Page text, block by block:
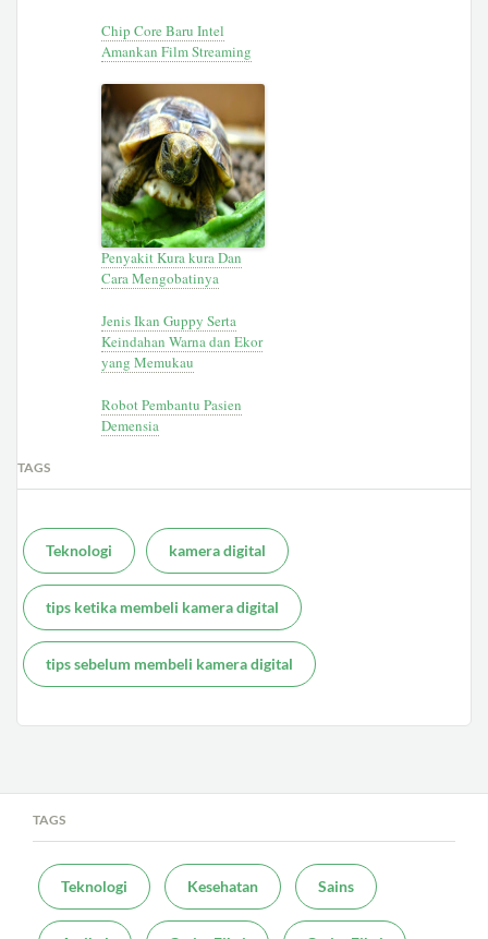
Chip Core Baru Intel
Amankan Film Streaming
Penyakit Kura kura Dan
Cara Mengobatinya
Jenis Ikan Guppy Serta
Keindahan Warna dan Ekor
yang Memukau
Robot Pembantu Pasien
Demensia
TAGS
Teknologi kamera digital
tips ketika membeli kamera digital
tips sebelum membeli kamera digital
TAGS
Teknologi Kesehatan Sains